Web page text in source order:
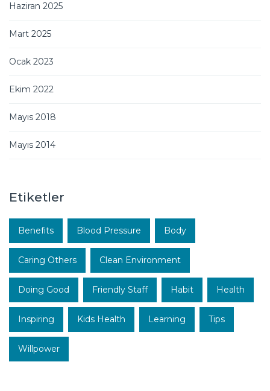
Haziran 2025
Mart 2025
Ocak 2023
Ekim 2022
Mayıs 2018
Mayıs 2014
Etiketler
Benefits Blood Pressure Body
Caring Others Clean Environment
Doing Good Friendly Staff Habit Health
Inspiring Kids Health Learning Tips
Willpower